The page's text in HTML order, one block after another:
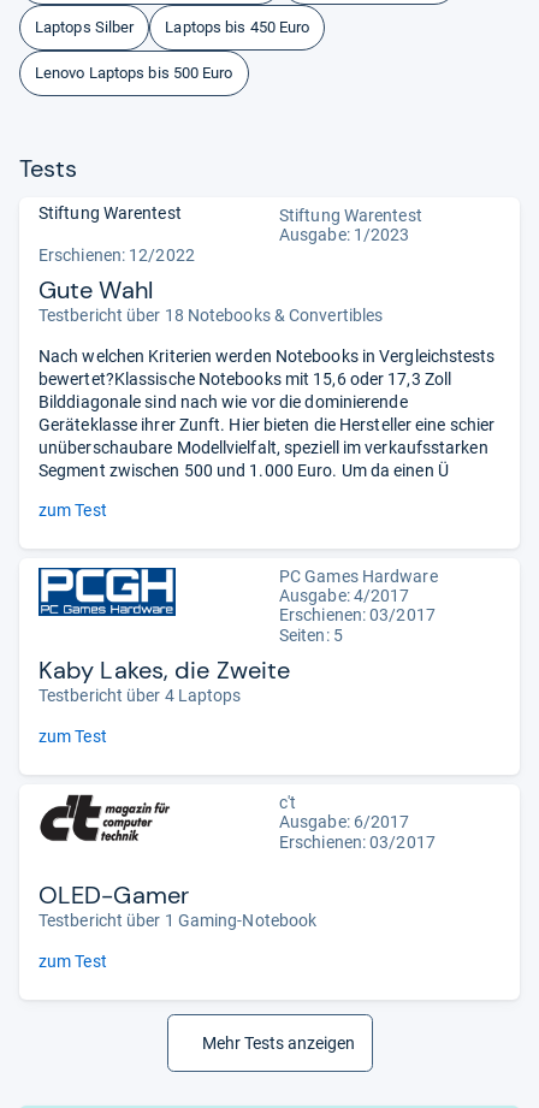
Laptops Silber Laptops bis 450 Euro
Lenovo Laptops bis 500 Euro
Tests
Stiftung Warentest
Stiftung Warentest
Ausgabe: 1/2023
Erschienen: 12/2022
Gute Wahl
Testbericht über 18 Notebooks & Convertibles
Nach welchen Kriterien werden Notebooks in Vergleichstests
bewertet?Klassische Notebooks mit 15,6 oder 17,3 Zoll
Bilddiagonale sind nach wie vor die dominierende
Geräteklasse ihrer Zunft. Hier bieten die Hersteller eine schier
unüberschaubare Modellvielfalt, speziell im verkaufsstarken
Segment zwischen 500 und 1.000 Euro. Um da einen Ü
zum Test
PC Games Hardware
Ausgabe: 4/2017
Erschienen: 03/2017
Seiten: 5
Kaby Lakes, die Zweite
Testbericht über 4 Laptops
zum Test
c't
Ausgabe: 6/2017
Erschienen: 03/2017
OLED-Gamer
Testbericht über 1 Gaming-Notebook
zum Test
Mehr Tests anzeigen